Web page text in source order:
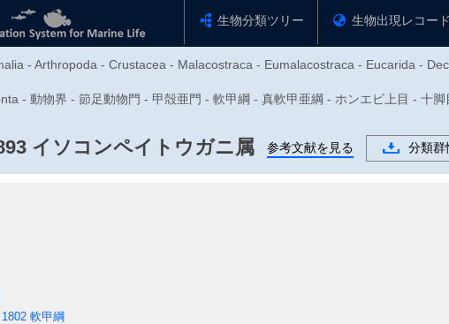
生物分類ツリー 生物出現レコード
- Arthropoda - Crustacea - Malacostraca - Eumalacostraca - Eucarida -
- 動物界 - 節足動物門 - 甲殻亜門 - 軟甲綱 - 真軟甲亜綱 - ホンエビ上目 - 十
イソコンペイトウガニ属 参考文献を見る 分類群
軟甲綱